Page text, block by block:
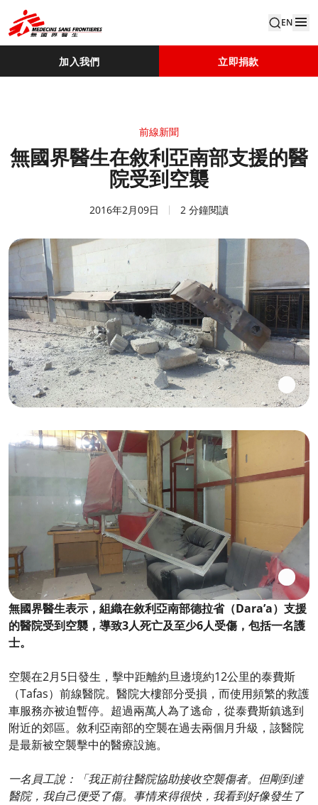
EN
加入我們 立即捐款
前線新聞
無國界醫生在敘利亞南部支援的醫
院受到空襲
2016年2月09日 2 分鐘閱讀
無國界醫生表示，組織在敘利亞南部德拉省（Dara’a）支援
的醫院受到空襲，導致3人死亡及至少6人受傷，包括一名護
士。
空襲在2月5日發生，擊中距離約旦邊境約12公里的泰費斯
（Tafas）前線醫院。醫院大樓部分受損，而使用頻繁的救護
車服務亦被迫暫停。超過兩萬人為了逃命，從泰費斯鎮逃到
附近的郊區。敘利亞南部的空襲在過去兩個月升級，該醫院
是最新被空襲擊中的醫療設施。
一名員工說：「我正前往醫院協助接收空襲傷者。但剛到達
醫院，我自己便受了傷。事情來得很快，我看到好像發生了